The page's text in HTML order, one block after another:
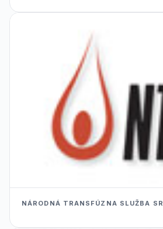
NÁRODNÁ TRANSFÚZNA SLUŽBA SR